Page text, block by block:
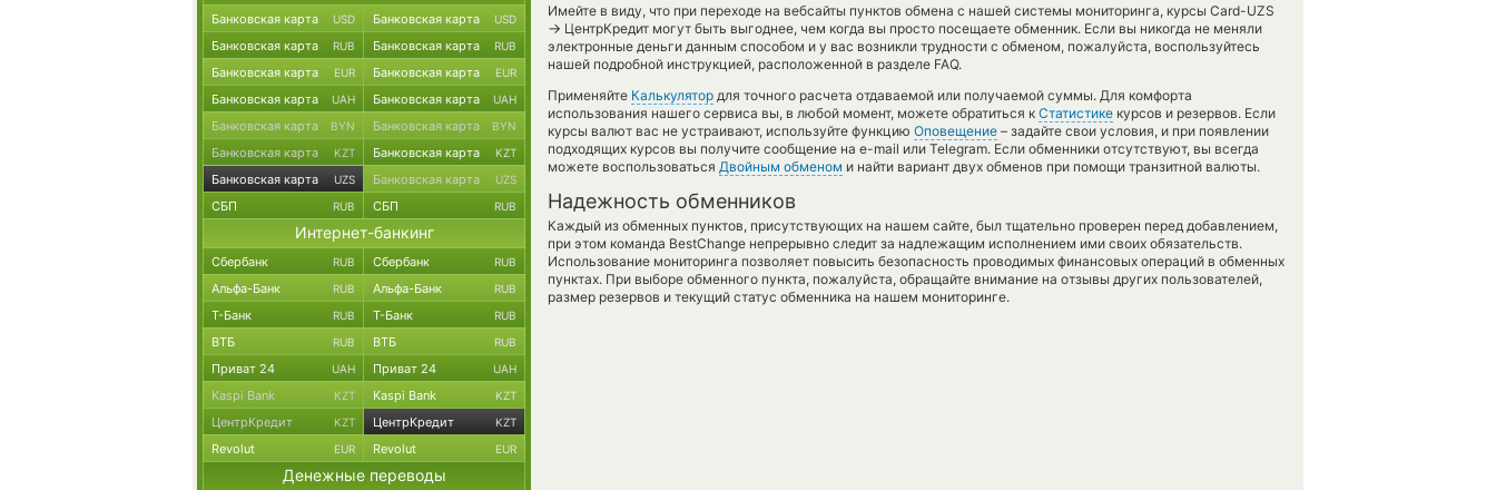
Имейте в виду, что при переходе на вебсайты пунктов обмена с нашей системы мониторинга, курсы Card-UZS
→ ЦентрКредит могут быть выгоднее, чем когда вы просто посещаете обменник. Если вы никогда не меняли
электронные деньги данным способом и у вас возникли трудности с обменом, пожалуйста, воспользуйтесь
нашей подробной инструкцией, расположенной в разделе FAQ.
Применяйте Калькулятор для точного расчета отдаваемой или получаемой суммы. Для комфорта
использования нашего сервиса вы, в любой момент, можете обратиться к Статистике курсов и резервов. Если
курсы валют вас не устраивают, используйте функцию Оповещение – задайте свои условия, и при появлении
подходящих курсов вы получите сообщение на e-mail или Telegram. Если обменники отсутствуют, вы всегда
можете воспользоваться Двойным обменом и найти вариант двух обменов при помощи транзитной валюты.
Надежность обменников
Каждый из обменных пунктов, присутствующих на нашем сайте, был тщательно проверен перед добавлением,
при этом команда BestChange непрерывно следит за надлежащим исполнением ими своих обязательств.
Использование мониторинга позволяет повысить безопасность проводимых финансовых операций в обменных
пунктах. При выборе обменного пункта, пожалуйста, обращайте внимание на отзывы других пользователей,
размер резервов и текущий статус обменника на нашем мониторинге.
Банковская карта USD Банковская карта USD
Банковская карта RUB Банковская карта RUB
Банковская карта EUR Банковская карта EUR
Банковская карта UAH Банковская карта UAH
Банковская карта BYN Банковская карта BYN
Банковская карта KZT Банковская карта KZT
Банковская карта UZS Банковская карта UZS
СБП RUB СБП RUB
Интернет-банкинг
Сбербанк RUB Сбербанк RUB
Альфа-Банк RUB Альфа-Банк RUB
Т-Банк RUB Т-Банк RUB
ВТБ RUB ВТБ RUB
Приват 24 UAH Приват 24 UAH
Kaspi Bank KZT Kaspi Bank KZT
ЦентрКредит KZT ЦентрКредит KZT
Revolut EUR Revolut EUR
Денежные переводы